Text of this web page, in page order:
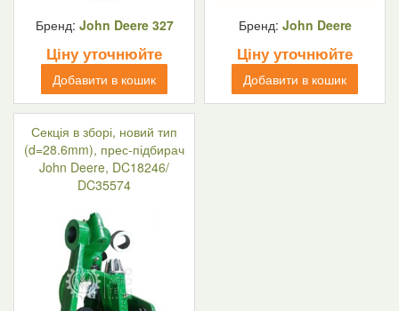
Бренд: John Deere 327
Ціну уточнюйте
Добавити в кошик
Бренд: John Deere
Ціну уточнюйте
Добавити в кошик
Секція в зборі, новий тип
(d=28.6mm), прес-підбирач
John Deere, DC18246/
DC35574